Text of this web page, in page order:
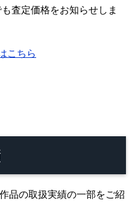
査定価格をお知らせしま
こちら
品の取扱実績の一部をご紹